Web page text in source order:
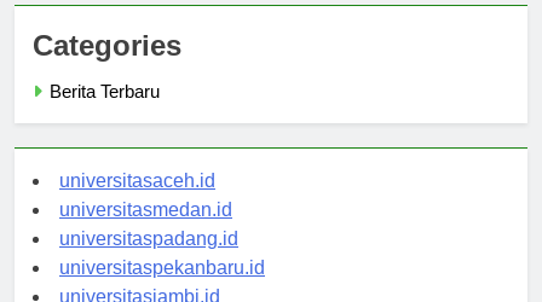
Categories
universitasaceh.id
universitasmedan.id
universitaspadang.id
universitaspekanbaru.id